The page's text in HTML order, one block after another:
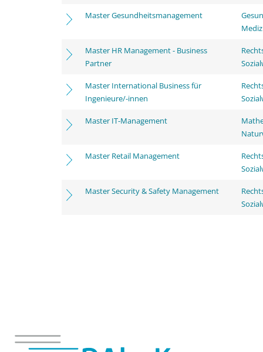
Master Gesundheitsmanagement
Master HR Management - Business
Partner
Master International Business für
Ingenieure/-innen
Master IT-Management
Master Retail Management
Master Security & Safety Management